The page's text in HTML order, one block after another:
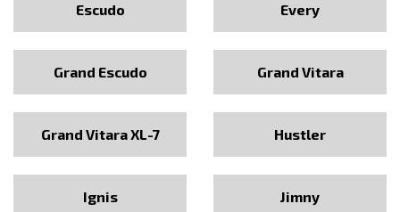
Escudo Every
Grand Escudo Grand Vitara
Grand Vitara XL-7 Hustler
Ignis Jimny